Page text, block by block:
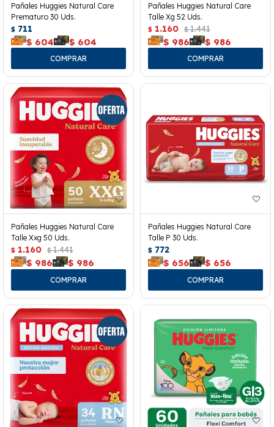
Pañales Huggies Natural Care
Prematuro 30 Uds.
$ 711
$ 604 $ 604
Pañales Huggies Natural Care
Talle Xg 52 Uds.
$ 1.160 $ 1.441
$ 986 $ 986
Pañales Huggies Natural Care
Talle Xxg 50 Uds.
$ 1.160 $ 1.441
$ 986 $ 986
Pañales Huggies Natural Care
Talle P 30 Uds.
$ 772
$ 656 $ 656